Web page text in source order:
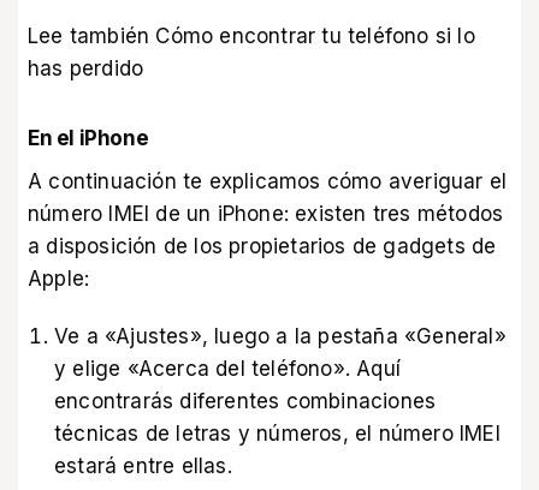
Lee también Cómo encontrar tu teléfono si lo
has perdido
En el iPhone
A continuación te explicamos cómo averiguar el
número IMEI de un iPhone: existen tres métodos
a disposición de los propietarios de gadgets de
Apple:
Ve a «Ajustes», luego a la pestaña «General»
y elige «Acerca del teléfono». Aquí
encontrarás diferentes combinaciones
técnicas de letras y números, el número IMEI
estará entre ellas.